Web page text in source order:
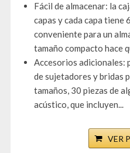
Fácil de almacenar: la
capas y cada capa tiene
conveniente para un
tamaño compacto hace
Accesorios
de sujetadores y bridas
tamaños, 30 piezas de
acústico, que incluyen...
VER